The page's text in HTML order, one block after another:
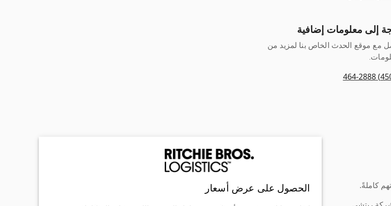
إلى معلومات إضافية
مع موقع الحدث الخاص بنا لمزيد من
كاملةً.
الحصول على عرض أسعار